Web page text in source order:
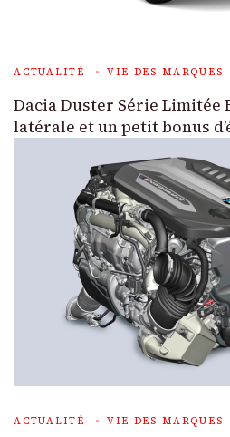
ACTUALITÉ VIE DES MARQUES
Dacia Duster Série Limitée
latérale et un petit bonus
ACTUALITÉ VIE DES MARQUES